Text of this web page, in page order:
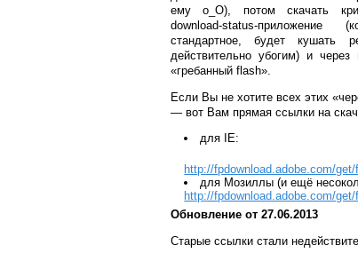
ему o_O), потом скачать
download-status-приложение
стандартное, будет кушать
действительно убогим) и через
«гребанный flash».
Если Вы не хотите всех этих
— вот Вам прямая ссылки на
для IE:
http://fpdownload.adobe.com/
для Мозиллы (и ещё
http://fpdownload.adobe.com/
Обновление от 27.06.2013
Старые ссылки стали